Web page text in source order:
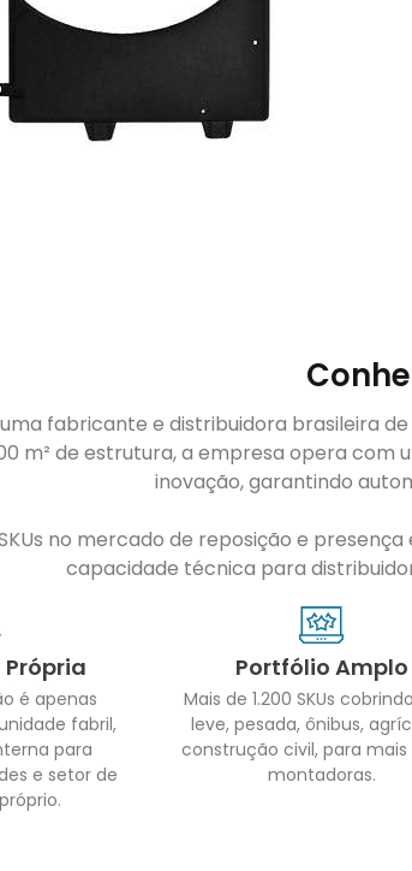
fabricante e distribuidora brasileira
m² de estrutura, a empresa opera
inovação, garantindo
no mercado de reposição e
capacidade técnica para
é apenas
fabril,
para
e setor de
Portfólio Amplo
Mais de 1.200 SKUs
leve, pesada, ônibus,
construção civil, para mais
montadoras.